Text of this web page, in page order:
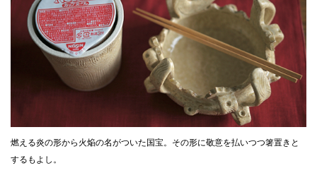
燃える炎の形から火焔の名がついた国宝。その形に敬意を払いつつ箸置きと
するもよし。